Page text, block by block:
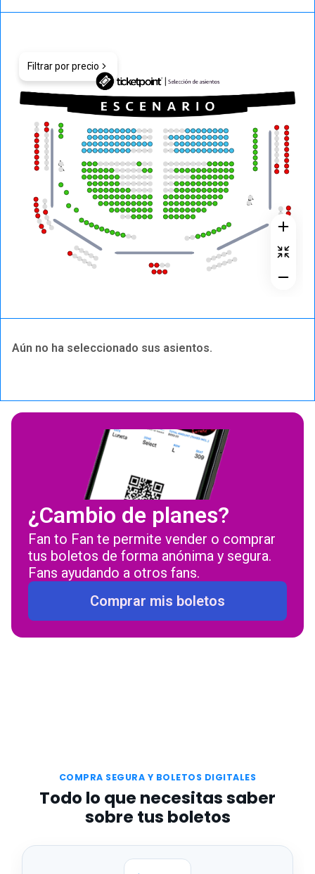
Filtrar por precio
Aún no ha seleccionado sus asientos.
¿Cambio de planes
Fan to Fan te permite vender o comprar
tus boletos de forma anónima y segura.
Fans ayudando a otros fans.
Comprar mis boletos
COMPRA SEGURA Y BOLETOS DIGITALES
Todo lo que necesitas saber
sobre tus boletos